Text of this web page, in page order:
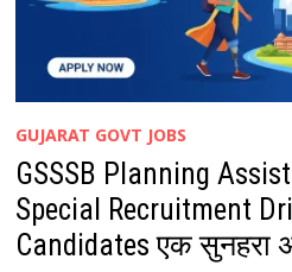
GUJARAT GOVT JOBS
GSSSB Planning
Special Recruitment
Candidates एक सुनहरा